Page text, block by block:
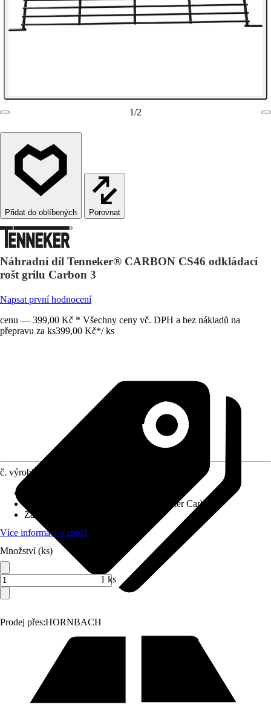
1/2
Porovnat
Náhradní díl Tenneker® CARBON CS46 odkládací
rošt grilu Carbon 3
Napsat první hodnocení
cenu — 399,00 Kč * Všechny ceny vč. DPH a bez nákladů na
přepravu za ks399,00 Kč*/ ks
Prodej přes:HORNBACH
č. výrobku
Tenneker Carbon
Základní barva
Více informací o zboží
Množství (ks)
1 ks